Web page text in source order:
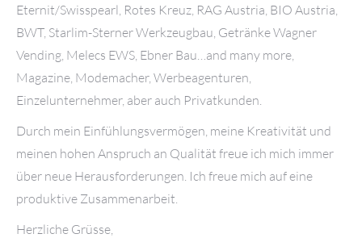
Eternit/Swisspearl, Rotes Kreuz, RAG Austria, BIO Austria,
BWT, Starlim-Sterner Werkzeugbau, Getränke Wagner
Vending, Melecs EWS, Ebner Bau…and many more,
Magazine, Modemacher, Werbeagenturen,
Einzelunternehmer, aber auch Privatkunden.
Durch mein Einfühlungsvermögen, meine Kreativität und
meinen hohen Anspruch an Qualität freue ich mich immer
über neue Herausforderungen. Ich freue mich auf eine
produktive Zusammenarbeit.
Herzliche Grüsse,